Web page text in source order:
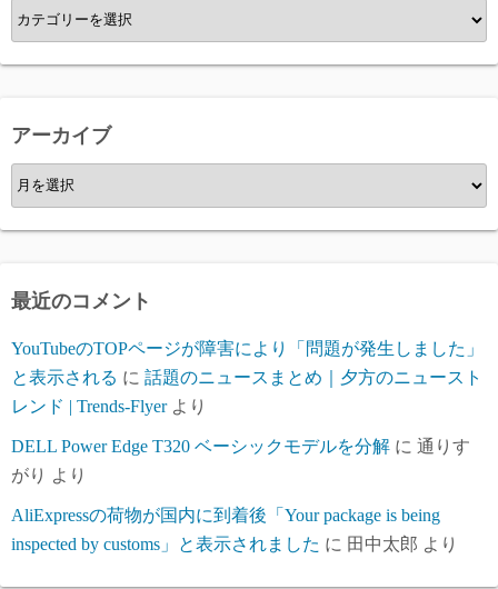
カ
テ
ゴ
ー
アーカイブ
ア
ー
カ
ブ
最近のコメント
YouTubeのTOPページが障害により「問題が発生しました」
と表示される に 話題のニュースまとめ｜夕方のニュースト
レンド | Trends-Flyerより
DELL Power Edge T320 ベーシックモデルを分解 に 通りす
がり より
AliExpressの荷物が国内に到着後「Your package is being
inspected by customs」と表示されました に 田中太郎 より